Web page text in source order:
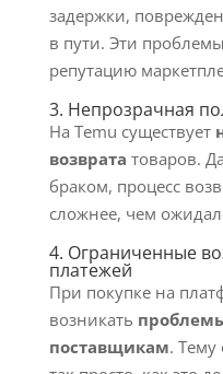
задержки,
в пути. Эти
репутацию
3. Непрозрачная
На Temu существует
возврата товаров.
браком, процесс
сложнее, чем
4. Ограниченные
платежей
При покупке на
возникать
поставщикам. Тему